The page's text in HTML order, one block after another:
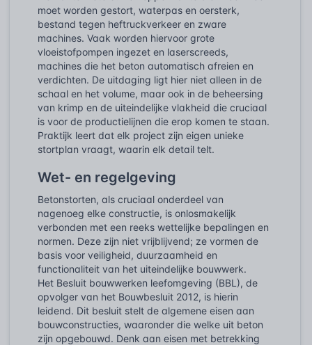
moet worden gestort, waterpas en oersterk,
bestand tegen heftruckverkeer en zware
machines. Vaak worden hiervoor grote
vloeistofpompen ingezet en laserscreeds,
machines die het beton automatisch afreien en
verdichten. De uitdaging ligt hier niet alleen in de
schaal en het volume, maar ook in de beheersing
van krimp en de uiteindelijke vlakheid die cruciaal
is voor de productielijnen die erop komen te staan.
Praktijk leert dat elk project zijn eigen unieke
stortplan vraagt, waarin elk detail telt.
Wet- en regelgeving
Betonstorten, als cruciaal onderdeel van
nagenoeg elke constructie, is onlosmakelijk
verbonden met een reeks wettelijke bepalingen en
normen. Deze zijn niet vrijblijvend; ze vormen de
basis voor veiligheid, duurzaamheid en
functionaliteit van het uiteindelijke bouwwerk.
Het Besluit bouwwerken leefomgeving (BBL), de
opvolger van het Bouwbesluit 2012, is hierin
leidend. Dit besluit stelt de algemene eisen aan
bouwconstructies, waaronder die welke uit beton
zijn opgebouwd. Denk aan eisen met betrekking